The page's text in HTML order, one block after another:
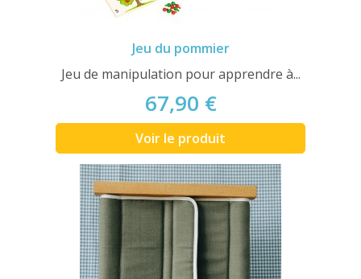
Jeu du pommier
Jeu de manipulation pour apprendre à...
67,90 €
Voir le produit